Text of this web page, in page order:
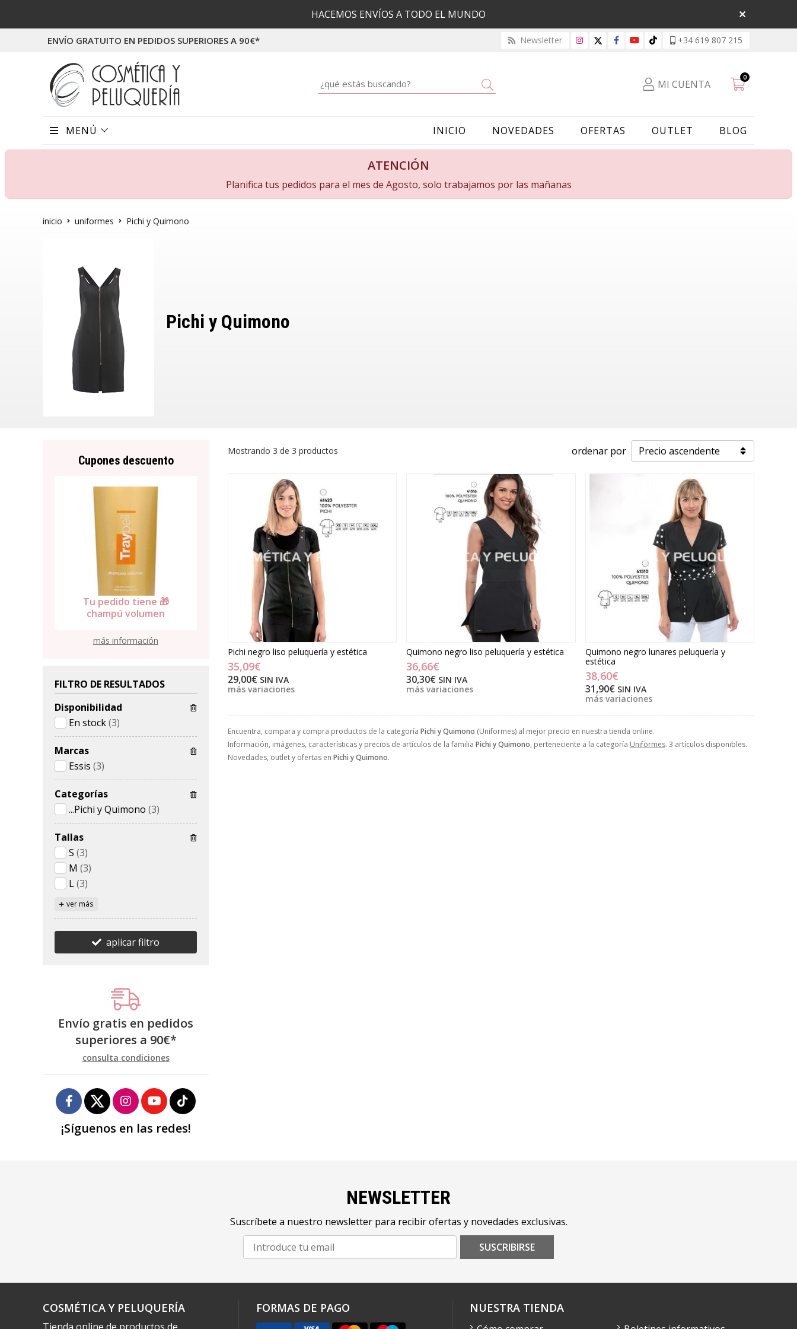
HACEMOS ENVÍOS A TODO EL MUNDO
ENVÍO GRATUITO EN PEDIDOS SUPERIORES A 90€* Newsletter +34 619 807 215
MI CUENTA
0
MENÚ INICIO NOVEDADES OFERTAS OUTLET BLOG
ATENCIÓN
Planifica tus pedidos para el mes de Agosto, solo trabajamos por las mañanas
inicio uniformes Pichi y Quimono
Pichi y Quimono
Encuentra, compara y compra productos de la categoría Pichi y Quimono (Uniformes) al mejor precio en nuestra tienda online.
Información, imágenes, características y precios de artículos de la familia Pichi y Quimono, perteneciente a la categoría Uniformes. 3 artículos disponibles.
Novedades, outlet y ofertas en Pichi y Quimono.
Mostrando 3 de 3 productos ordenar por
Pichi negro liso peluquería y estética
35,09€
29,00€ SIN IVA
más variaciones
Quimono negro liso peluquería y estética
36,66€
30,30€ SIN IVA
más variaciones
Quimono negro lunares peluquería y
estética
38,60€
31,90€ SIN IVA
más variaciones
Cupones descuento
Tu pedido tiene 🎁
ampollas caída Violett-
10
Tu pedido tiene 🎁
toalla roja 100%
algodón
más información
FILTRO DE RESULTADOS
Disponibilidad
En stock(3)
Marcas
Essis (3)
Categorías
...Pichi y Quimono (3)
Tallas
S (3)
M (3)
L(3)
ver más
aplicar filtro
Envío gratis en pedidos
superiores a 90€*
consulta condiciones
¡Síguenos en las redes!
NEWSLETTER
Suscríbete a nuestro newsletter para recibir ofertas y novedades exclusivas.
SUSCRIBIRSE
COSMÉTICA Y PELUQUERÍA FORMAS DE PAGO NUESTRA TIENDA